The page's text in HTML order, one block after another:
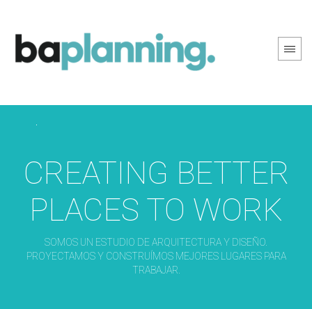
CREATING BETTER
PLACES TO WORK
SOMOS UN ESTUDIO DE ARQUITECTURA Y DISEÑO.
PROYECTAMOS Y CONSTRUÍMOS MEJORES LUGARES PARA
TRABAJAR.